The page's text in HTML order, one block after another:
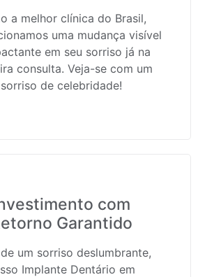
a melhor clínica do Brasil,
uma mudança visível
em seu sorriso já na
consulta. Veja-se com um
sorriso de celebridade!
com
Garantido
um sorriso deslumbrante,
Implante Dentário em